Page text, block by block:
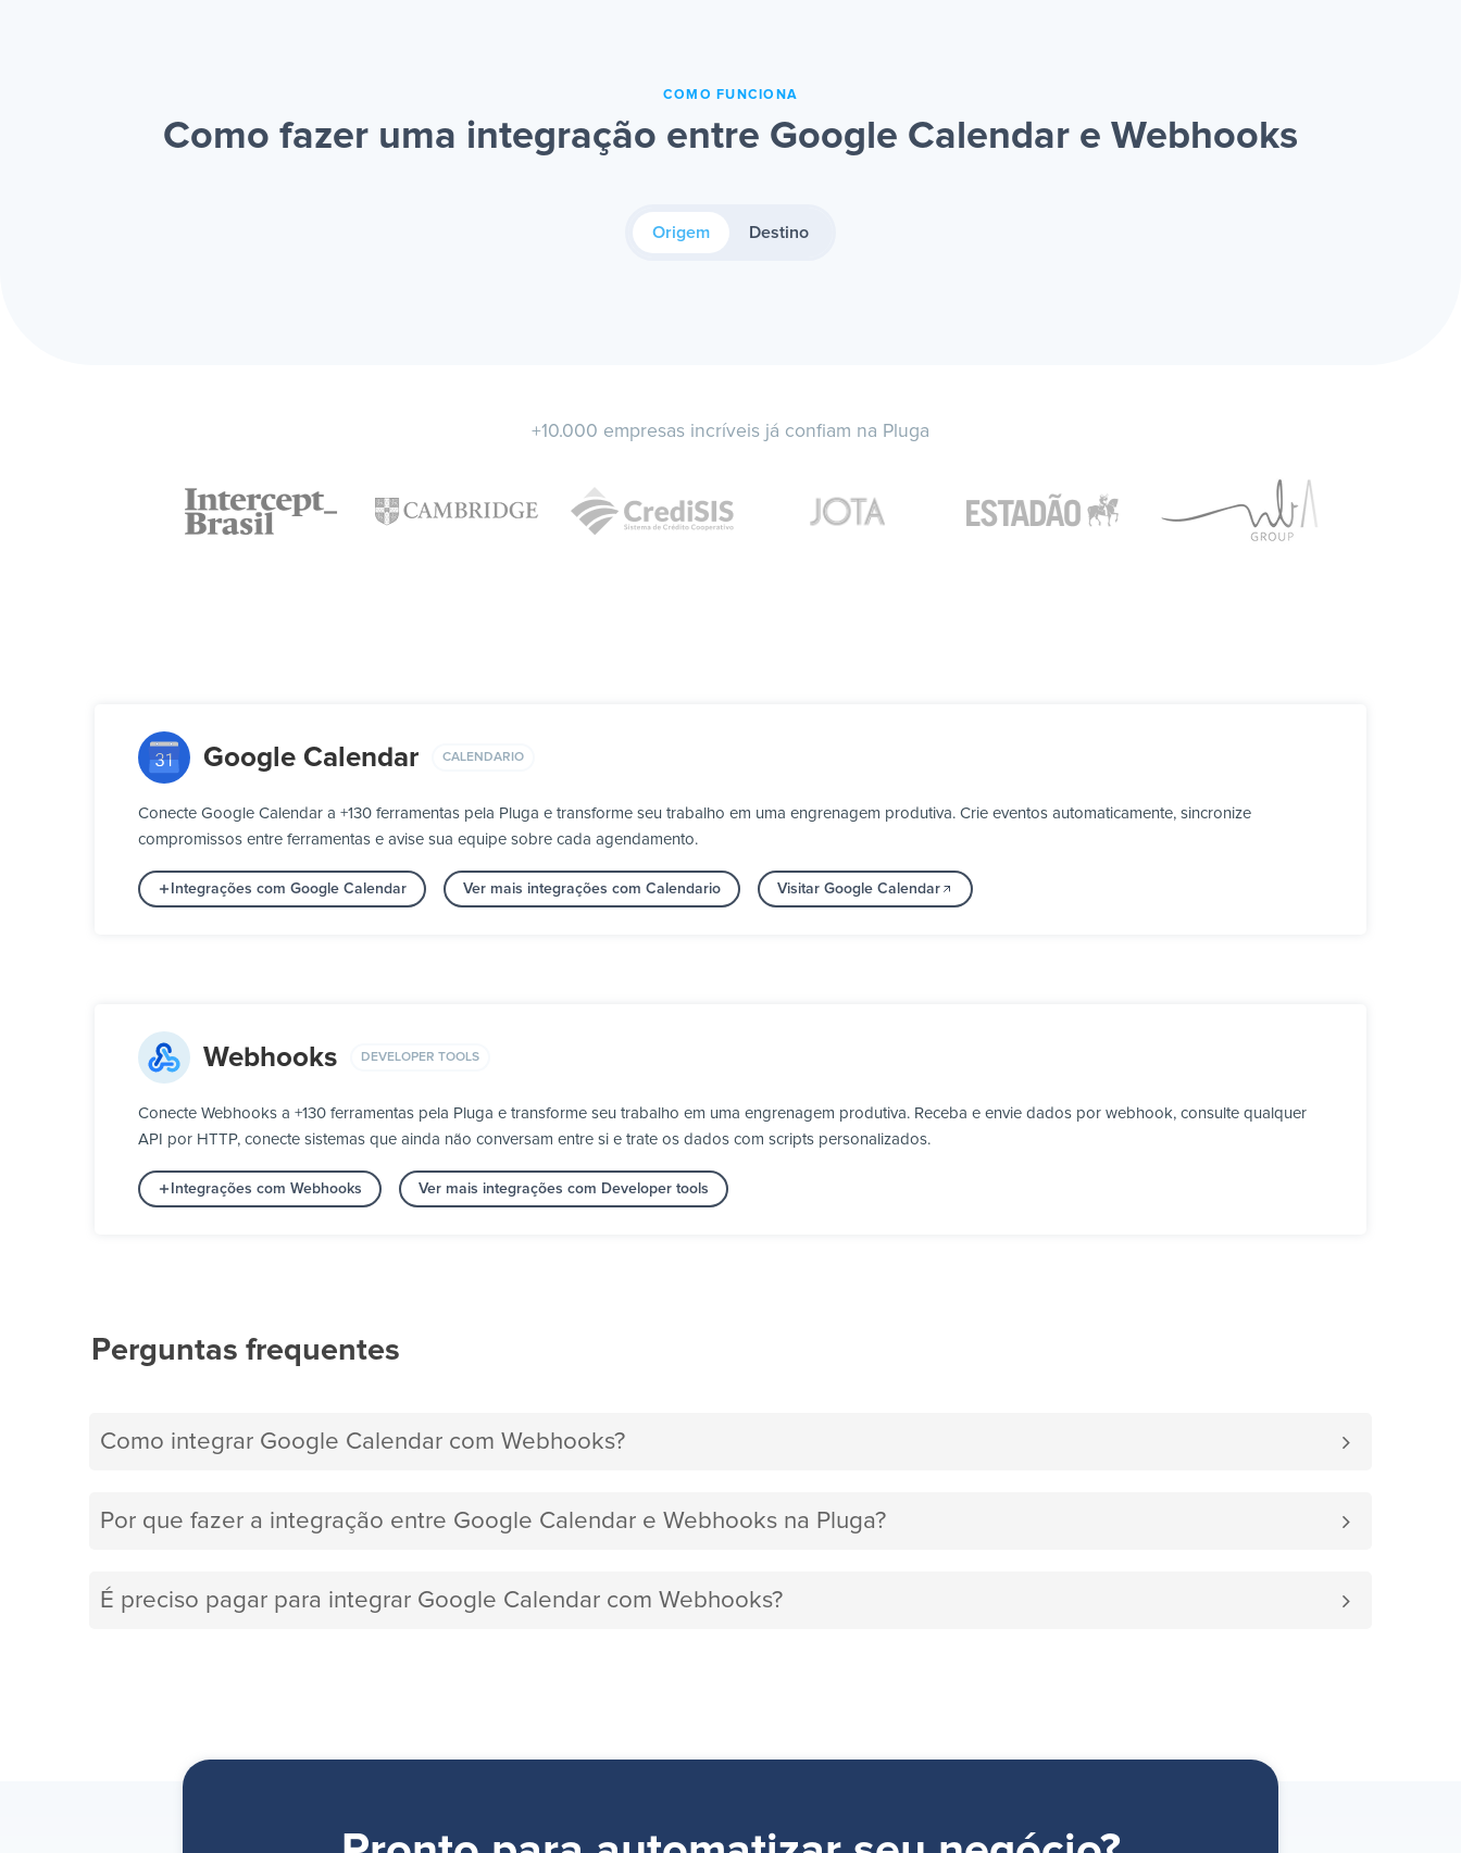
COMO FUNCIONA
Como fazer uma integração entre Google Calendar e Webhooks
Origem Destino
+10.000 empresas incríveis já confiam na Pluga
Google Calendar CALENDARIO
Conecte Google Calendar a +130 ferramentas pela Pluga e transforme seu trabalho em uma engrenagem produtiva. Crie eventos automaticamente, sincronize
compromissos entre ferramentas e avise sua equipe sobre cada agendamento.
Integrações com Google Calendar Ver mais integrações com Calendario Visitar Google Calendar
Webhooks DEVELOPER TOOLS
Conecte Webhooks a +130 ferramentas pela Pluga e transforme seu trabalho em uma engrenagem produtiva. Receba e envie dados por webhook, consulte qualquer
API por HTTP, conecte sistemas que ainda não conversam entre si e trate os dados com scripts personalizados.
Integrações com Webhooks Ver mais integrações com Developer tools
Perguntas frequentes
Como integrar Google Calendar com Webhooks?
Por que fazer a integração entre Google Calendar e Webhooks na Pluga?
É preciso pagar para integrar Google Calendar com Webhooks?